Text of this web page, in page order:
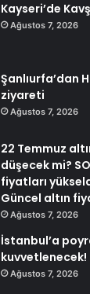
Kayseri’de
Ağustos 7, 2026
Şanlıurfa’dan
ziyareti
Ağustos 7, 2026
22 Temmuz
düşecek mi?
fiyatları
Güncel altın
Ağustos 7, 2026
İstanbul’a
kuvvetlenecek!
Ağustos 7, 2026